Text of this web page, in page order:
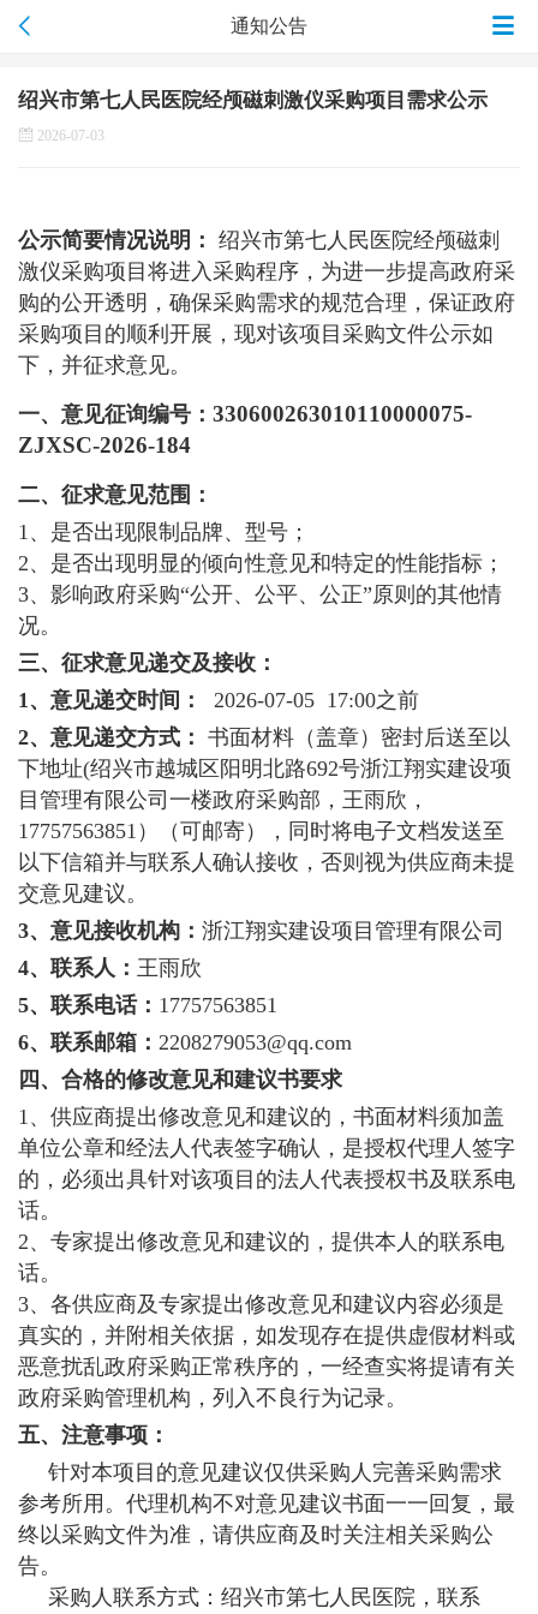
通知公告
绍兴市第七人民医院经颅磁刺激仪采购项目需求公示
2026-07-03
公示简要情况说明： 绍兴市第七人民医院经颅磁刺
激仪采购项目将进入采购程序，为进一步提高政府采
购的公开透明，确保采购需求的规范合理，保证政府
采购项目的顺利开展，现对该项目采购文件公示如
下，并征求意见。
一、意见征询编号： 330600263010110000075-
ZJXSC-2026-184
二、征求意见范围：
1、是否出现限制品牌、型号；
2、是否出现明显的倾向性意见和特定的性能指标；
3、影响政府采购“公开、公平、公正”原则的其他情
况。
三、征求意见递交及接收：
1、意见递交时间：
2026-07-05 17:00之前
2、意见递交方式： 书面材料（盖章）密封后送至以
下地址(绍兴市越城区阳明北路692号浙江翔实建设项
目管理有限公司一楼政府采购部， 王雨欣 ，
17757563851 ）（可邮寄），同时将电子文档发送至
以下信箱并与联系人确认接收，否则视为供应商未提
交意见建议。
3、意见接收机构： 浙江翔实建设项目管理有限公司
4、联系人： 王雨欣
5、联系电话： 17757563851
6、联系邮箱： 2208279053@qq.com
四、合格的修改意见和建议书要求
1、供应商提出修改意见和建议的，书面材料须加盖
单位公章和经法人代表签字确认，是授权代理人签字
的，必须出具针对该项目的法人代表授权书及联系电
话。
2、专家提出修改意见和建议的，提供本人的联系电
话。
3、各供应商及专家提出修改意见和建议内容必须是
真实的，并附相关依据，如发现存在提供虚假材料或
恶意扰乱政府采购正常秩序的，一经查实将提请有关
政府采购管理机构，列入不良行为记录。
五、注意事项：
针对本项目的意见建议仅供采购人完善采购需求
参考所用。代理机构不对意见建议书面一一回复，最
终以采购文件为准，请供应商及时关注相关采购公
告。
采购人联系方式：绍兴市第七人民医院，联系